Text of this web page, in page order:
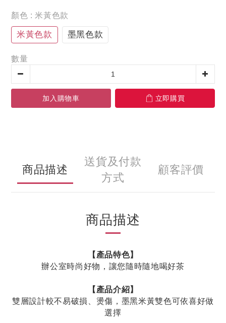
顏色 : 米黃色款
米黃色款 墨黑色款
數量
加入購物車 立即購買
商品描述
送貨及付款
方式
顧客評價
商品描述
【產品特色】
辦公室時尚好物，讓您隨時隨地喝好茶
【產品介紹】
雙層設計較不易破損、燙傷，墨黑米黃雙色可依喜好做
選擇